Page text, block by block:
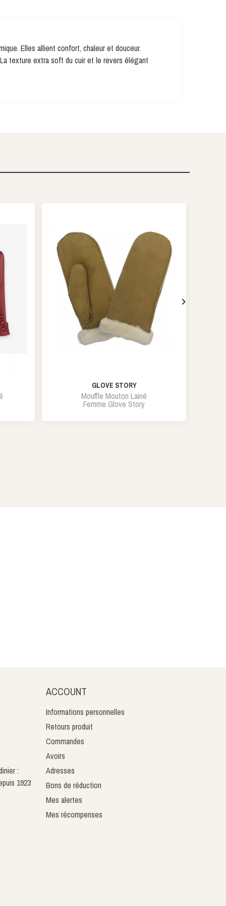
Elles allient confort, chaleur et douceur.
texture extra soft du cuir et le revers élégant
GLOVE STORY
Mouffle Mouton Lainé
Femme Glove Story

:
1923
ACCOUNT
Informations personnelles
Retours produit
Commandes
Avoirs
Adresses
Bons de réduction
Mes alertes
Mes récompenses